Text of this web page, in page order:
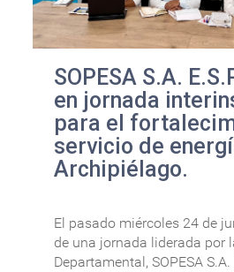
SOPESA S.A.
en jornada
para el
servicio de
Archipiélago.
El pasado miércoles 24 de
de una jornada liderada por
Departamental, SOPESA S.A.